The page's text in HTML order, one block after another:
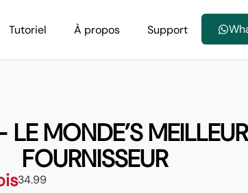
Tutoriel À propos Support
MONDE’S
FOURNISSEUR
34.99